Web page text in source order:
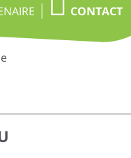
CONTACT